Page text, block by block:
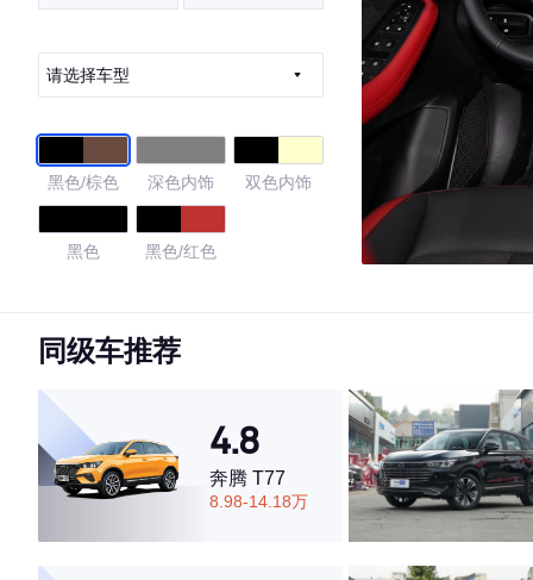
请选择车型
黑色/棕色 深色内饰 双色内饰
黑色 黑色/红色
4.57
·外观表现一般，低于59%同级车
·内饰表现一般，低于82%同级车
·空间表现较为优秀，优于57%同级车
同级车推荐
4.8
奔腾 T77
8.98-14.18万